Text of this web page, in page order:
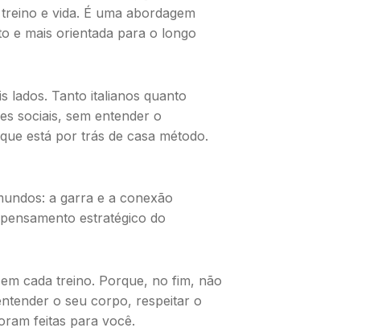
e vida. É uma abordagem
e mais orientada para o longo
lados. Tanto italianos quanto
sociais, sem entender o
está por trás de casa método.
a garra e a conexão
estratégico do
cada treino. Porque, no fim, não
o seu corpo, respeitar o
feitas para você.